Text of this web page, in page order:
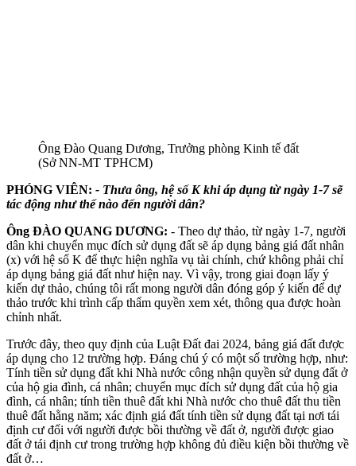
Ông Đào Quang Dương, Trưởng phòng Kinh tế đất
(Sở NN-MT TPHCM)
PHÓNG VIÊN: - Thưa ông, hệ số K khi áp dụng từ ngày 1-7 sẽ
tác động như thế nào đến người dân?
Ông ĐÀO QUANG DƯƠNG: - Theo dự thảo, từ ngày 1-7, người
dân khi chuyển mục đích sử dụng đất sẽ áp dụng bảng giá đất nhân
(x) với hệ số K để thực hiện nghĩa vụ tài chính, chứ không phải chỉ
áp dụng bảng giá đất như hiện nay. Vì vậy, trong giai đoạn lấy ý
kiến dự thảo, chúng tôi rất mong người dân đóng góp ý kiến để dự
thảo trước khi trình cấp thẩm quyền xem xét, thông qua được hoàn
chỉnh nhất.
Trước đây, theo quy định của Luật Đất đai 2024, bảng giá đất được
áp dụng cho 12 trường hợp. Đáng chú ý có một số trường hợp, như:
Tính tiền sử dụng đất khi Nhà nước công nhận quyền sử dụng đất ở
của hộ gia đình, cá nhân; chuyển mục đích sử dụng đất của hộ gia
đình, cá nhân; tính tiền thuê đất khi Nhà nước cho thuê đất thu tiền
thuê đất hằng năm; xác định giá đất tính tiền sử dụng đất tại nơi tái
định cư đối với người được bồi thường về đất ở, người được giao
đất ở tái định cư trong trường hợp không đủ điều kiện bồi thường về
đất ở…